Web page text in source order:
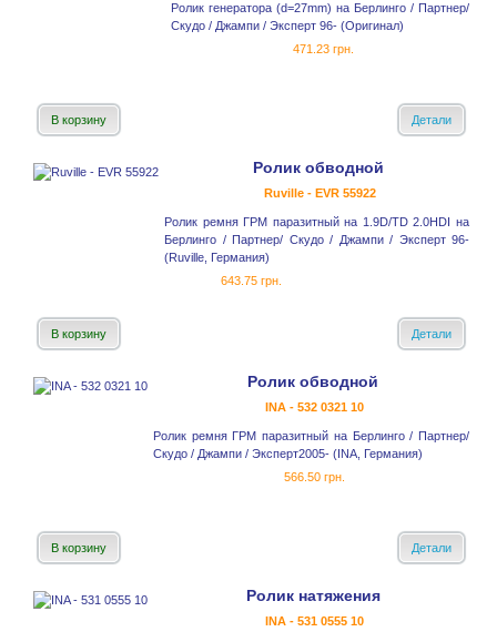
Ролик генератора (d=27mm) на Берлинго / Партнер/
Скудо / Джампи / Эксперт 96- (Оригинал)
471.23 грн.
В корзину Детали
Ролик обводной
Ruville - EVR 55922
Ролик ремня ГРМ паразитный на 1.9D/TD 2.0HDI на
Берлинго / Партнер/ Скудо / Джампи / Эксперт 96-
(Ruville, Германия)
643.75 грн.
В корзину Детали
Ролик обводной
INA - 532 0321 10
Ролик ремня ГРМ паразитный на Берлинго / Партнер/
Скудо / Джампи / Эксперт2005- (INA, Германия)
566.50 грн.
В корзину Детали
Ролик натяжения
INA - 531 0555 10